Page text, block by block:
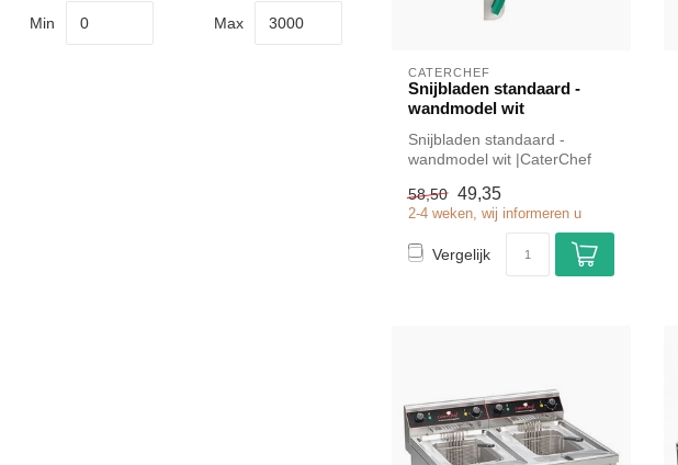
Min Max
CATERCHEF
Snijbladen standaard -
wandmodel wit
Snijbladen standaard -
wandmodel wit |CaterChef
de ...
58,50 49,35
2-4 weken, wij informeren u
Vergelijk